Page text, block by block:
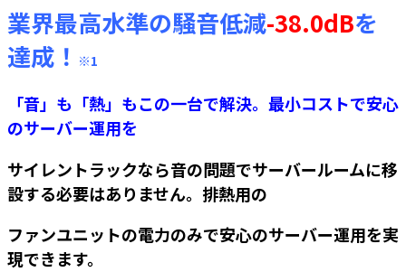
業界最高水準の騒音低減-38.0dBを
達成！ ※1
「音」も「熱」もこの一台で解決。最小コストで安心
のサーバー運用を
サイレントラックなら音の問題でサーバールームに移
設する必要はありません。排熱用の
ファンユニットの電力のみで安心のサーバー運用を実
現できます。